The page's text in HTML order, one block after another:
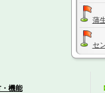
蒲
セ
機能